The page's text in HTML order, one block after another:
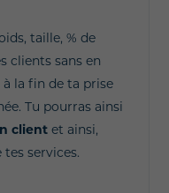
taille, % de
clients sans en
la fin de ta prise
Tu pourras ainsi
clientet ainsi,
services.